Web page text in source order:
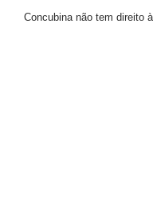
Concubina não tem direito